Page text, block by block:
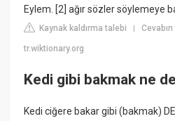
Eylem. [2] ağır sözler söylemeye
Kaynak kaldırma talebi |
tr.wiktionary.org
Kedi gibi bakmak ne
Kedi ciğere bakar gibi (bakmak)